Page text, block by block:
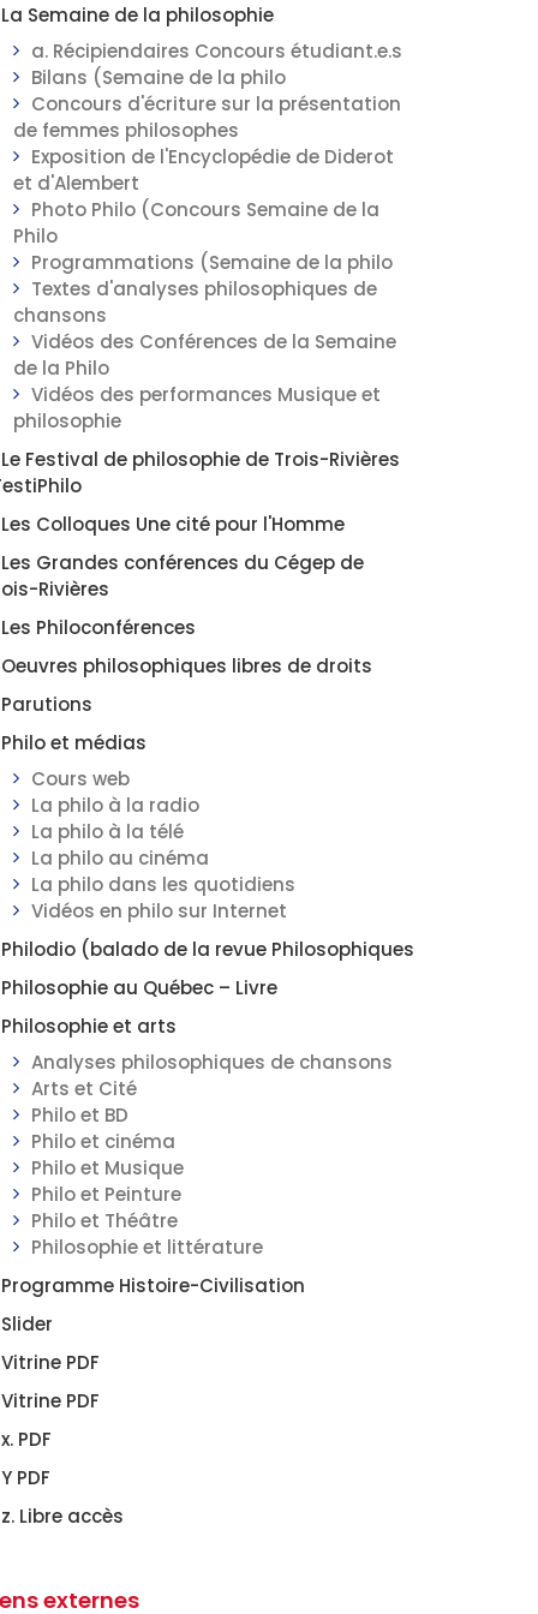
La Semaine de la philosophie
a. Récipiendaires Concours étudiant.e.s
Bilans (Semaine de la philo
Concours d'écriture sur la présentation
de femmes philosophes
Exposition de l'Encyclopédie de Diderot
et d'Alembert
Photo Philo (Concours Semaine de la
Philo
Programmations (Semaine de la philo
Textes d'analyses philosophiques de
chansons
Vidéos des Conférences de la Semaine
de la Philo
Vidéos des performances Musique et
philosophie
Le Festival de philosophie de Trois-Rivières
Les Colloques Une cité pour l'Homme
Les Grandes conférences du Cégep de
Rivières
Les Philoconférences
Oeuvres philosophiques libres de droits
Parutions
Philo et médias
Cours web
La philo à la radio
La philo à la télé
La philo au cinéma
La philo dans les quotidiens
Vidéos en philo sur Internet
Philodio (balado de la revue Philosophiques
Philosophie au Québec – Livre
Philosophie et arts
Analyses philosophiques de chansons
Arts et Cité
Philo et BD
Philo et cinéma
Philo et Musique
Philo et Peinture
Philo et Théâtre
Philosophie et littérature
Programme Histoire-Civilisation
Slider
Vitrine PDF
Vitrine PDF
x. PDF
Y PDF
z. Libre accès
externes